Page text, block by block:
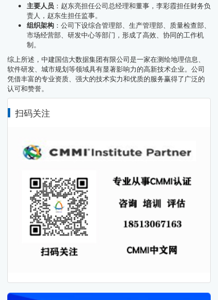
主要人员 ：赵东亮担任公司总经理和董事，李彩霞担任财务负
责人，赵东生担任监事。
组织架构 ：公司下设综合管理部、生产管理部、质量检查部、
市场经营部、研发中心等部门，形成了高效、协同的工作机
制。
综上所述，中建国信大数据集团有限公司是一家在测绘地理信息、
软件研发、城市规划等领域具有显著影响力的高新技术企业。公司
凭借丰富的专业资质、强大的技术实力和优质的服务赢得了广泛的
认可和赞誉。
扫码关注